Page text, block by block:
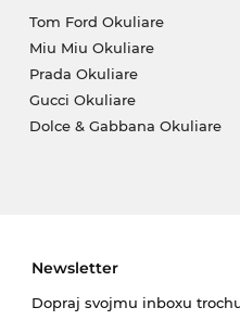
Tom Ford Okuliare
Miu Miu Okuliare
Prada Okuliare
Gucci Okuliare
Dolce & Gabbana Okuliare
Newsletter
Dopraj svojmu inboxu